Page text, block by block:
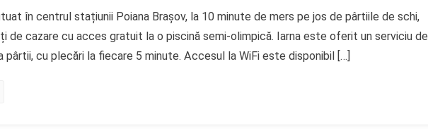
în centrul stațiunii Poiana Brașov, la 10 minute de mers pe jos de pârtiile de schi,
de cazare cu acces gratuit la o piscină semi-olimpică. Iarna este oferit un serviciu de
cu plecări la fiecare 5 minute. Accesul la WiFi este disponibil […]